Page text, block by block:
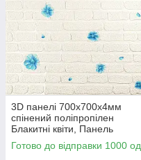
3D панелі 700х700х4мм
спінений поліпропілен
Блакитні квіти, Панель
стінова самоклейна 700х700
Готово до відправки 1000 од.